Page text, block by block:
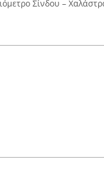
Σίνδου –